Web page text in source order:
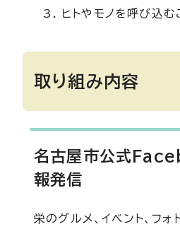
ヒトやモノを呼び込
取り組み内容
名古屋市公式
報発信
栄のグルメ、イベント、フ